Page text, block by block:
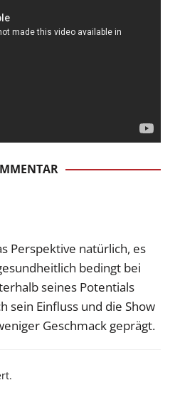
Perspektive natürlich, es
bedingt bei
seines Potentials
sein Einfluss und die Show
Geschmack geprägt.